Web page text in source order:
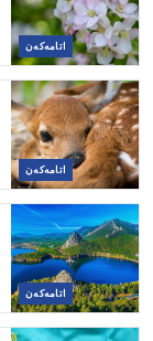
اتامەكەن
اتامەكەن
اتامەكەن